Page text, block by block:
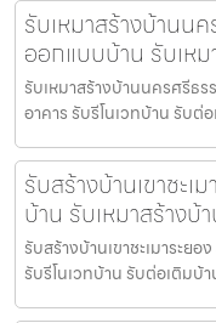
รับเหมาสร้างบ้านน
ออกแบบบ้าน รับเห
รับเหมาสร้างบ้านนครศรีธร
อาคาร รับรีโนเวทบ้าน รับต่
รับสร้างบ้านเขาชะ
บ้าน รับเหมาสร้างบ้
รับสร้างบ้านเขาชะเมาระย
รับรีโนเวทบ้าน รับต่อเติมบ้